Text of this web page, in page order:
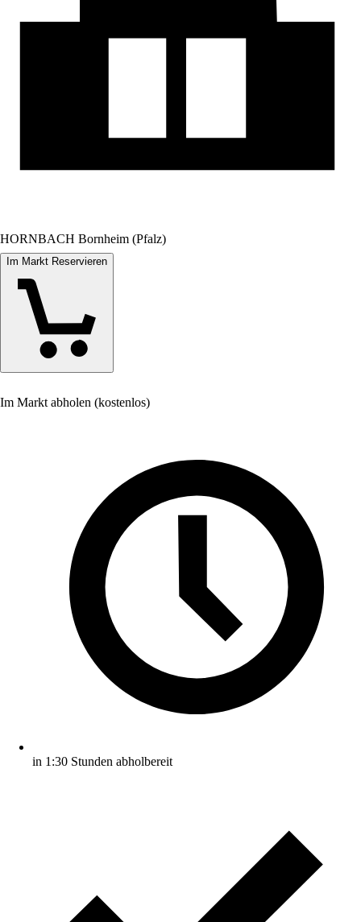
HORNBACH Bornheim (Pfalz)
Im Markt Reservieren
Im Markt abholen (kostenlos)
in 1:30 Stunden abholbereit